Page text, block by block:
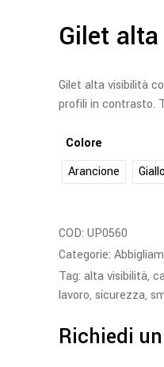
Gilet
Gilet alta visibilità
profili in contrasto.
Colore
Arancione
Giallo
COD: UP0560
Categorie:
Tag: alta visibilità,
lavoro, sicurezza,
Richiedi